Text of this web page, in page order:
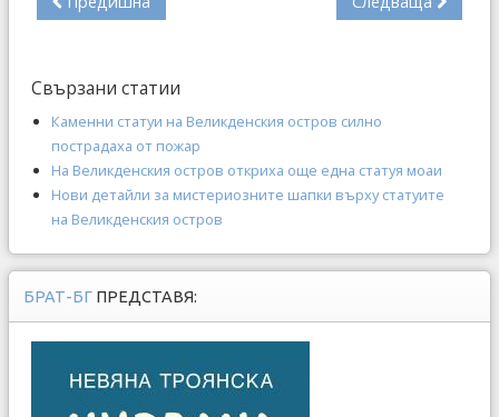
Свързани статии
Каменни статуи на Великденския остров силно
пострадаха от пожар
На Великденския остров откриха още една статуя моаи
Нови детайли за мистериозните шапки върху статуите
на Великденския остров
БРАТ-БГ ПРЕДСТАВЯ: